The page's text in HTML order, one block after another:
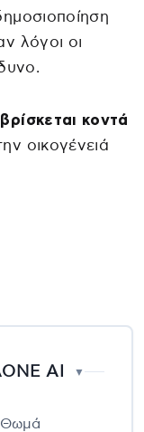
λόγοι οι
κοντά
οικογένειά
AI ▼
Θωμά